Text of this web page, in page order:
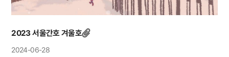
2023 서울간호 겨울호
2024-06-28